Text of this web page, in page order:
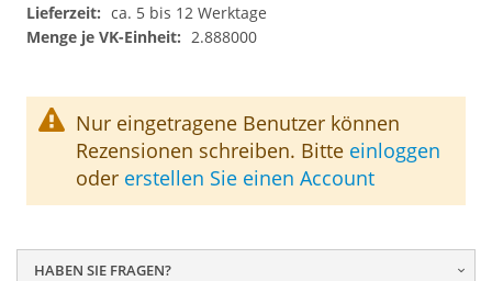
ca. 5 bis 12 Werktage
2.888000
Nur eingetragene Benutzer können
Rezensionen schreiben. Bitte einloggen
oder erstellen Sie einen Account
HABEN SIE FRAGEN?